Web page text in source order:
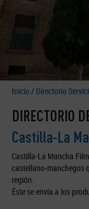
Inicio / Directorio
DIRECTORIO
Castilla-La
Castilla-La Mancha
castellano-manchegos
región.
Éste se envía a los